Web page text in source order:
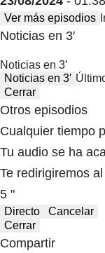
Ver más episodios
Noticias en 3′
Noticias en 3′
Noticias en 3′
Cerrar
Otros episodios
Cualquier tiempo
Tu audio se ha
Te redirigiremos
5 "
Directo
Cancelar
Cerrar
Compartir